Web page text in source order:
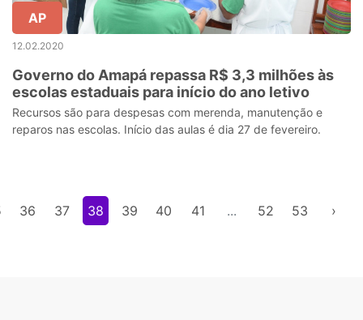
AP
12.02.2020
Governo do Amapá repassa R$ 3,3 milhões às
escolas estaduais para início do ano letivo
Recursos são para despesas com merenda, manutenção e
reparos nas escolas. Início das aulas é dia 27 de fevereiro.
36 37 38 39 40 41 ... 52 53 ›